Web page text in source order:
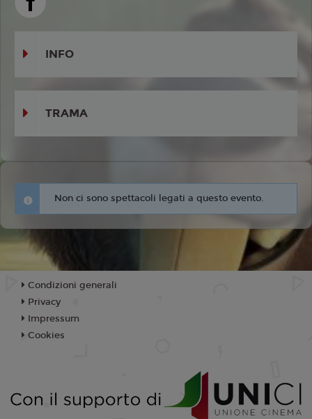
INFO
TRAMA
Non ci sono spettacoli legati a questo evento.
Condizioni generali
Privacy
Impressum
Cookies